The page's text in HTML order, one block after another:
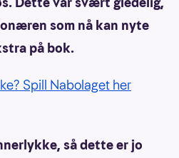
som nå kan nyte
på bok.
Spill Nabolaget her
så dette er jo